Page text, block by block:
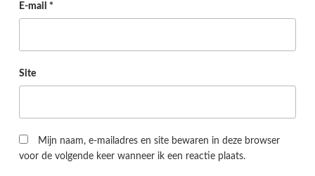
E-mail *
Site
Mijn naam, e-mailadres en site bewaren in deze browser
voor de volgende keer wanneer ik een reactie plaats.